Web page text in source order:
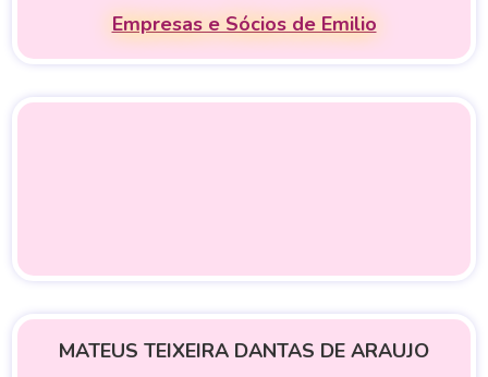
Empresas e Sócios de Emilio
MATEUS TEIXEIRA DANTAS DE ARAUJO